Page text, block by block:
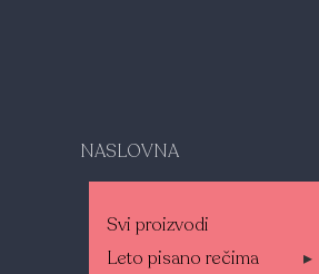
NASLOVNA
Svi proizvodi
Leto pisano rečima
▸